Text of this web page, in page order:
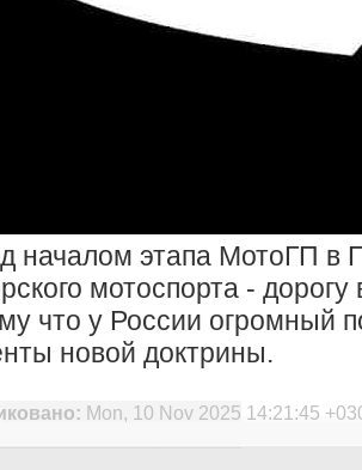
началом этапа МотоГП в
мотоспорта -
что у России огромный
новой доктрины.
Mon, 10 Nov 2025 14:21:45